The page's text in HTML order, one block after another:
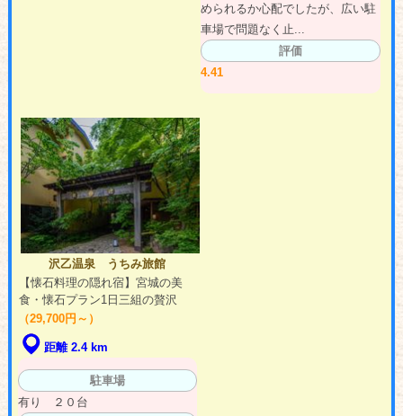
められるか心配でしたが、広い駐
車場で問題なく止...
評価
4.41
沢乙温泉 うちみ旅館
【懐石料理の隠れ宿】宮城の美
食・懐石プラン1日三組の贅沢
（29,700円～）
距離 2.4 km
駐車場
有り ２０台